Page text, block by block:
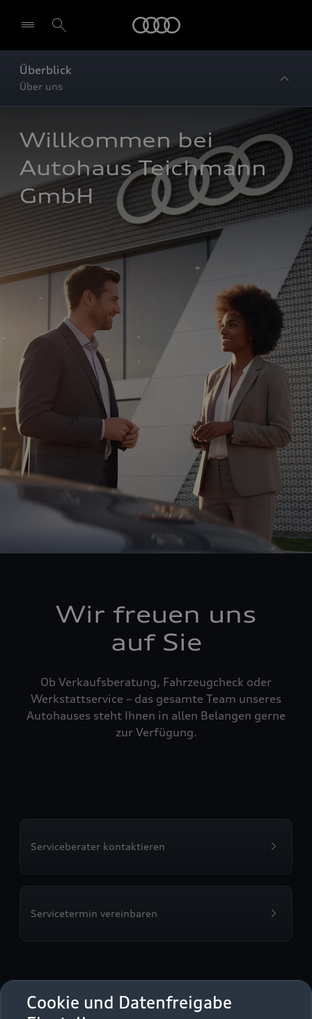
Cookie und Datenfreigabe
Überblick
Über uns
Willkommen bei
Autohaus Teichmann
GmbH
Wir freuen uns
auf Sie
Ob Verkaufsberatung, Fahrzeugcheck oder
Werkstattservice – das gesamte Team unseres
Autohauses steht Ihnen in allen Belangen gerne
zur Verfügung.
Serviceberater kontaktieren
Servicetermin vereinbaren
Autohaus Teichmann